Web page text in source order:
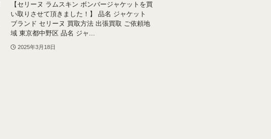
【セリーヌ ラムスキン ボンバージャケットを買
い取りさせて頂きました！】 品名 ジャケット
ブランド セリーヌ 買取方法 出張買取 ご依頼地
域 東京都中野区 品名 ジャ...
2025年3月18日